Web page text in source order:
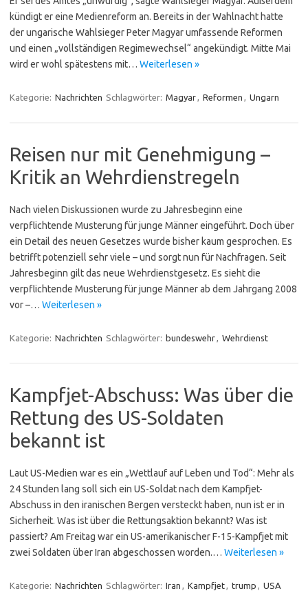
kündigt er eine Medienreform an. Bereits in der Wahlnacht hatte
der ungarische Wahlsieger Peter Magyar umfassende Reformen
und einen „vollständigen Regimewechsel“ angekündigt. Mitte Mai
wird er wohl spätestens mit… Weiterlesen »
Kategorie: Nachrichten Schlagwörter: Magyar, Reformen , Ungarn
Reisen nur mit Genehmigung –
Kritik an Wehrdienstregeln
Nach vielen Diskussionen wurde zu Jahresbeginn eine
verpflichtende Musterung für junge Männer eingeführt. Doch über
ein Detail des neuen Gesetzes wurde bisher kaum gesprochen. Es
betrifft potenziell sehr viele – und sorgt nun für Nachfragen. Seit
Jahresbeginn gilt das neue Wehrdienstgesetz. Es sieht die
verpflichtende Musterung für junge Männer ab dem Jahrgang 2008
vor –… Weiterlesen »
Kategorie: Nachrichten Schlagwörter: bundeswehr, Wehrdienst
Kampfjet-Abschuss: Was über die
Rettung des US-Soldaten
bekannt ist
Laut US-Medien war es ein „Wettlauf auf Leben und Tod“: Mehr als
24 Stunden lang soll sich ein US-Soldat nach dem Kampfjet-
Abschuss in den iranischen Bergen versteckt haben, nun ist er in
Sicherheit. Was ist über die Rettungsaktion bekannt? Was ist
passiert? Am Freitag war ein US-amerikanischer F-15-Kampfjet mit
zwei Soldaten über Iran abgeschossen worden.… Weiterlesen »
Kategorie: Nachrichten Schlagwörter: Iran , Kampfjet, trump , USA